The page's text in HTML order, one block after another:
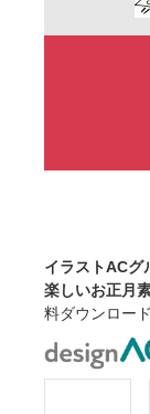
イラストACグ
楽しいお正月
料ダウンロー